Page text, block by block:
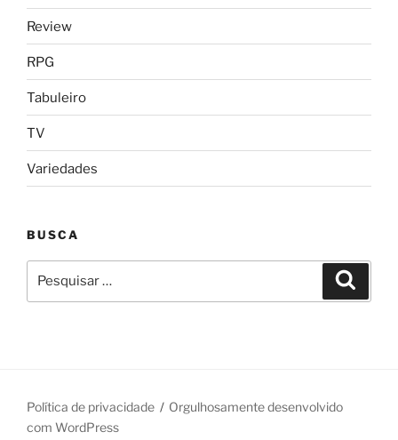
Review
RPG
Tabuleiro
TV
Variedades
BUSCA
por:
Política de privacidade
Orgulhosamente desenvolvido
com WordPress